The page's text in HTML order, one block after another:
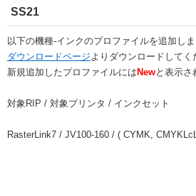
SS21
以下の機種-インクのプロファイルを追加しま
ダウンロードページよりダウンロードしてく
新規追加したプロファイルには Newと表示さ
対象RIP / 対象プリンタ / インクセット
RasterLink7 / JV100-160 / ( CYMK,